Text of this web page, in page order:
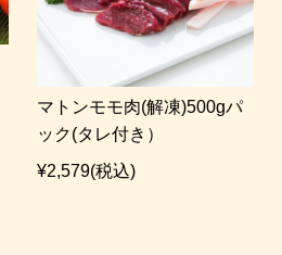
マトンモモ肉(解凍)500gパ
ック(タレ付き）
¥2,579(税込)